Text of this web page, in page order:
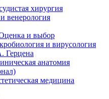
хирургия
венерология
и выбор
и вирусология
Герцена
анатомия
медицина